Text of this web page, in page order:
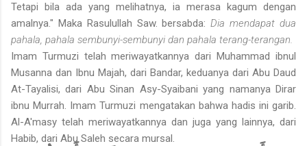
Tetapi bila ada yang melihatnya, ia merasa kagum dengan
amalnya." Maka Rasulullah Saw. bersabda:Dia mendapat dua
pahala, pahala sembunyi-sembunyi dan pahala terang-terangan.
Imam Turmuzi telah meriwayatkannya dari Muhammad ibnul
Musanna dan Ibnu Majah, dari Bandar, keduanya dari Abu Daud
At-Tayalisi, dari Abu Sinan Asy-Syaibani yang namanya Dirar
ibnu Murrah. Imam Turmuzi mengatakan bahwa hadis ini garib.
Al-A'masy telah meriwayatkannya dan juga yang lainnya, dari
Habib, dari Abu Saleh secara mursal.